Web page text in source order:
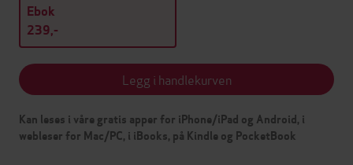
Ebok
239,-
Legg i handlekurven
Kan leses i våre gratis apper for iPhone/iPad og Android, i
webleser for Mac/PC, i iBooks, på Kindle og PocketBook